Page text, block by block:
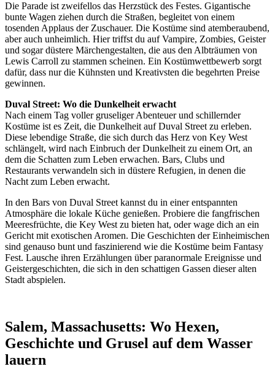
Die Parade ist zweifellos das Herzstück des Festes. Gigantische
bunte Wagen ziehen durch die Straßen, begleitet von einem
tosenden Applaus der Zuschauer. Die Kostüme sind atemberaubend,
aber auch unheimlich. Hier triffst du auf Vampire, Zombies, Geister
und sogar düstere Märchengestalten, die aus den Albträumen von
Lewis Carroll zu stammen scheinen. Ein Kostümwettbewerb sorgt
dafür, dass nur die Kühnsten und Kreativsten die begehrten Preise
gewinnen.
Duval Street: Wo die Dunkelheit erwacht
Nach einem Tag voller gruseliger Abenteuer und schillernder
Kostüme ist es Zeit, die Dunkelheit auf Duval Street zu erleben.
Diese lebendige Straße, die sich durch das Herz von Key West
schlängelt, wird nach Einbruch der Dunkelheit zu einem Ort, an
dem die Schatten zum Leben erwachen. Bars, Clubs und
Restaurants verwandeln sich in düstere Refugien, in denen die
Nacht zum Leben erwacht.
In den Bars von Duval Street kannst du in einer entspannten
Atmosphäre die lokale Küche genießen. Probiere die fangfrischen
Meeresfrüchte, die Key West zu bieten hat, oder wage dich an ein
Gericht mit exotischen Aromen. Die Geschichten der Einheimischen
sind genauso bunt und faszinierend wie die Kostüme beim Fantasy
Fest. Lausche ihren Erzählungen über paranormale Ereignisse und
Geistergeschichten, die sich in den schattigen Gassen dieser alten
Stadt abspielen.
Salem, Massachusetts: Wo Hexen,
Geschichte und Grusel auf dem Wasser
lauern